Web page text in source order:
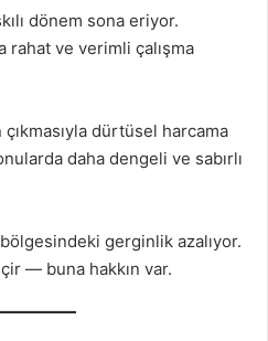
dönem sona eriyor.
rahat ve verimli çalışma
çıkmasıyla dürtüsel harcama
daha dengeli ve sabırlı
gerginlik azalıyor.
— buna hakkın var.